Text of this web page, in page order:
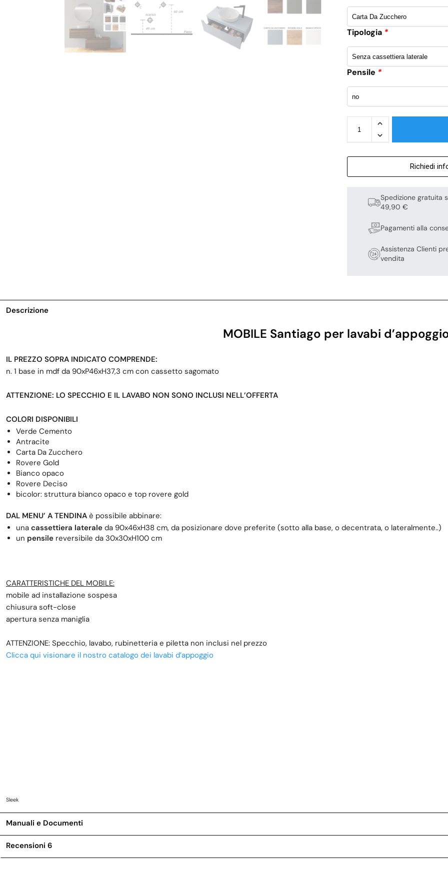
Tipologia *
Pensile *
Richiedi
Spedizione gratuita
49,90 €
Pagamenti alla
Assistenza Clienti
vendita
Descrizione
MOBILE Santiago per lavabi
IL PREZZO SOPRA INDICATO COMPRENDE:
n. 1 base in mdf da 90xP46xH37,3 cm con cassetto sagomato
ATTENZIONE: LO SPECCHIO E IL LAVABO NON SONO INCLUSI NELL’OFFERTA
COLORI DISPONIBILI
Verde Cemento
Antracite
Carta Da Zucchero
Rovere Gold
Bianco opaco
Rovere Deciso
bicolor: struttura bianco opaco e top rovere gold
DAL MENU’ A TENDINA è possibile abbinare:
una cassettiera laterale da 90x46xH38 cm, da posizionare dove preferite (sotto alla base, o decentrata, o lateralmente..)
un pensile reversibile da 30x30xH100 cm
CARATTERISTICHE DEL MOBILE:
mobile ad installazione sospesa
chiusura soft-close
apertura senza maniglia
ATTENZIONE: Specchio, lavabo, rubinetteria e piletta non inclusi nel prezzo
Clicca qui visionare il nostro catalogo dei lavabi d’appoggio
Sleek
Manuali e Documenti
Recensioni 6